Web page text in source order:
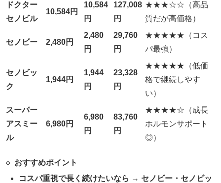
ドクター
セノビル
10,584円
10,584
円
127,008
円
★★★☆☆（高品
質だが高価格）
セノビー 2,480円
2,480
円
29,760
円
★★★★★（コス
パ最強）
セノビッ
ク
1,944円
1,944
円
23,328
円
★★★★★（低価
格で継続しやす
い）
スーパー
アスミー
ル
6,980円
6,980
円
83,760
円
★★★★☆（成長
ホルモンサポート
◎）
🔹 おすすめポイント
コスパ重視で長く続けたいなら → セノビー・セノビッ